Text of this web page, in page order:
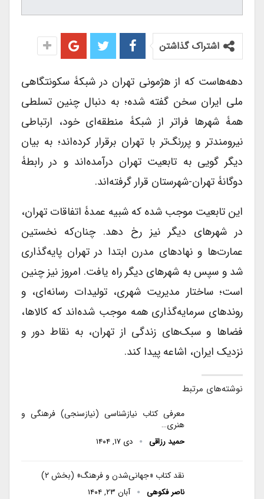
اشتراک گذاشتن
دهه‌هاست که از هژمونی تهران در شبکۀ سکونتگاهی
ملی ایران سخن گفته شده؛ به دنبال چنین تسلطی
همۀ شهرها فراتر از شبکۀ منطقه‌ای خود، ارتباطی
نیرومندتر و پررنگ‌تر با تهران برقرار کرده‌اند؛ به بیان
دیگر گویی به تابعیت تهران درآمده‌اند و در رابطۀ
دوگانۀ تهران-شهرستان قرار گرفته‌اند.
این تابعیت موجب شده که شبیه عمدۀ اتفاقات تهران،
در شهرهای دیگر نیز رخ دهد. چنان‌که نخستین
عمارت‌ها و نهادهای مدرن ابتدا در تهران پایه‌گذاری
شد و سپس به شهرهای دیگر راه یافت. امروز نیز چنین
است؛ ساختار مدیریت شهری، تولیدات رسانه‌ای، و
روندهای سرمایه‌گذاری همه موجب شده‌اند که کالاها،
فضاها و سبک‌های زندگی از تهران، به نقاط دور و
نزدیک ایران، اشاعه پیدا کند.
نوشته‌های مرتبط
معرفی کتاب نیازشناسی (نیازسنجی) فرهنگی و
هنری…
حمید رزاقی دی ۱۷, ۱۴۰۴
نقد کتاب «جهانی‌شدن و فرهنگ» (بخش ۲)
ناصر فکوهی آبان ۲۳, ۱۴۰۴